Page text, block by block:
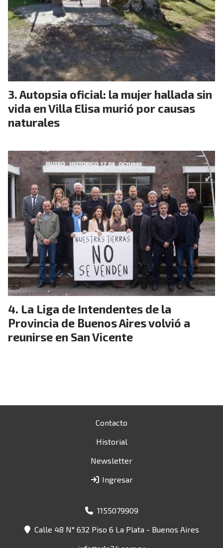
Autopsia oficial: la mujer hallada sin
vida en Villa Elisa murió por causas
naturales
La Liga de Intendentes de la
Provincia de Buenos Aires volvió a
reunirse en San Vicente
Contacto
Historial
Newsletter
Ingresar
1155079909
Calle 48 N° 632 Piso 6 La Plata - Buenos Aires